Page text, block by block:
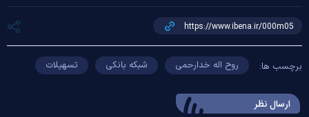
برچسب ها: روح اله خدارحمی شبکه بانکی تسهیلات
ارسال‌ نظر